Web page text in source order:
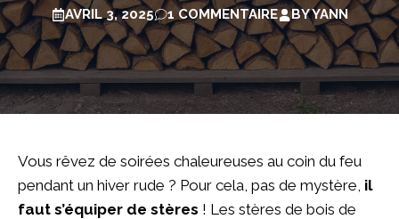
AVRIL 3, 2025 1 COMMENTAIRE BYYANN
Vous rêvez de soirées chaleureuses au coin du feu
pendant un hiver rude ? Pour cela, pas de mystère, il
faut s’équiper de stères ! Les stères de bois de